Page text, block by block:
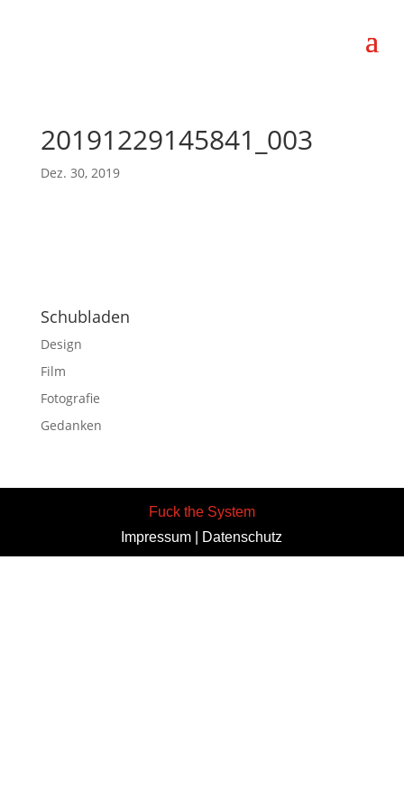
20191229145841_003
Dez. 30, 2019
Schubladen
Design
Film
Fotografie
Gedanken
Fuck the System
Impressum
Datenschutz